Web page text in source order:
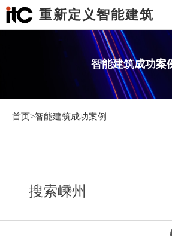
重新定义智能建筑
智能建筑成功案
首页>智能建筑成功案例
搜索嵊州